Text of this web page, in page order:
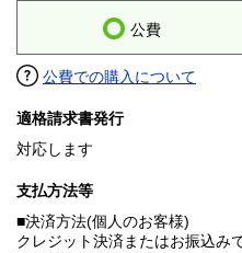
公費
公費での購入について
適格請求書発行
対応します
支払方法等
■決済方法(個人のお客様)
クレジット決済またはお振込み